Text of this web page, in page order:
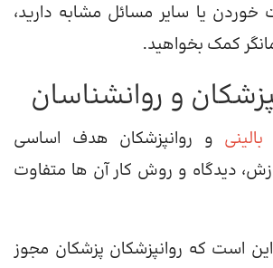
خوردن یا سایر مسائل مشابه دارید،
کمک بخواهید.
و روانشناسان
و روانپزشکان هدف اساسی
دیدگاه و روش کار آن ها متفاوت
است که روانپزشکان پزشکان مجوز